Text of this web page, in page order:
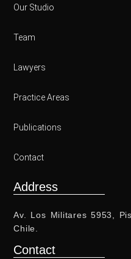
Our Studio
Team
Lawyers
Practice Areas
Publications
Contact
Address
Av. Los Militares 5953,
Chile.
Contact